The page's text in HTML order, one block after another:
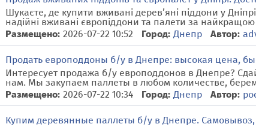
Шукаєте, де купити вживані дерев’яні піддони у
надійні вживані європіддони та палети за
Размещено: 2026-07-22 10:52 Город: Днепр Автор:
Продать европоддоны б/у в Днепре: высокая цена,
Интересует продажа б/у европоддонов в Днепре?
нам. Мы закупаем паллеты в любом количестве, берем
Размещено: 2026-07-22 10:34 Город: Днепр Автор:
Купим деревянные паллеты б/у в Днепре.